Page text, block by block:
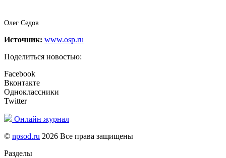
Олег Седов
Источник: www.osp.ru
Поделиться новостью:
Facebook
Вконтакте
Одноклассники
Twitter
Онлайн журнал
© npsod.ru 2026 Все права защищены
Разделы